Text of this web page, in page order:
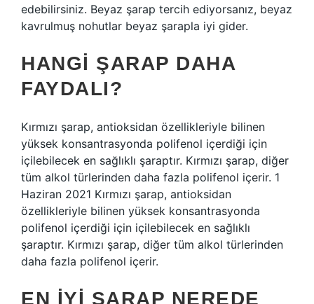
edebilirsiniz. Beyaz şarap tercih ediyorsanız, beyaz
kavrulmuş nohutlar beyaz şarapla iyi gider.
HANGI ŞARAP DAHA
FAYDALI?
Kırmızı şarap, antioksidan özellikleriyle bilinen
yüksek konsantrasyonda polifenol içerdiği için
içilebilecek en sağlıklı şaraptır. Kırmızı şarap, diğer
tüm alkol türlerinden daha fazla polifenol içerir. 1
Haziran 2021 Kırmızı şarap, antioksidan
özellikleriyle bilinen yüksek konsantrasyonda
polifenol içerdiği için içilebilecek en sağlıklı
şaraptır. Kırmızı şarap, diğer tüm alkol türlerinden
daha fazla polifenol içerir.
EN IYI ŞARAP NEREDE